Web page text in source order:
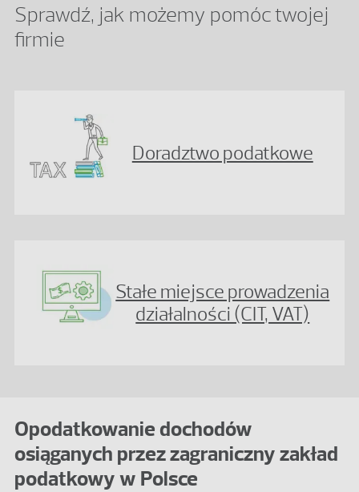
Sprawdź, jak możemy pomóc twojej
firmie
Doradztwo podatkowe
Stałe miejsce prowadzenia
działalności (CIT, VAT)
Opodatkowanie dochodów
osiąganych przez zagraniczny zakład
podatkowy w Polsce